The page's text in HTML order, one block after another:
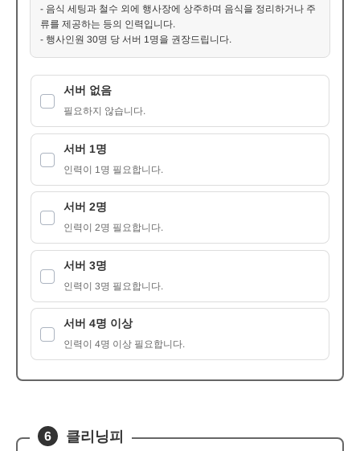
- 음식 세팅과 철수 외에 행사장에 상주하며 음식을 정리하거나 주
류를 제공하는 등의 인력입니다.
- 행사인원 30명 당 서버 1명을 권장드립니다.
서버 없음
필요하지 않습니다.
서버 1명
인력이 1명 필요합니다.
서버 2명
인력이 2명 필요합니다.
서버 3명
인력이 3명 필요합니다.
서버 4명 이상
인력이 4명 이상 필요합니다.
6 클리닝피